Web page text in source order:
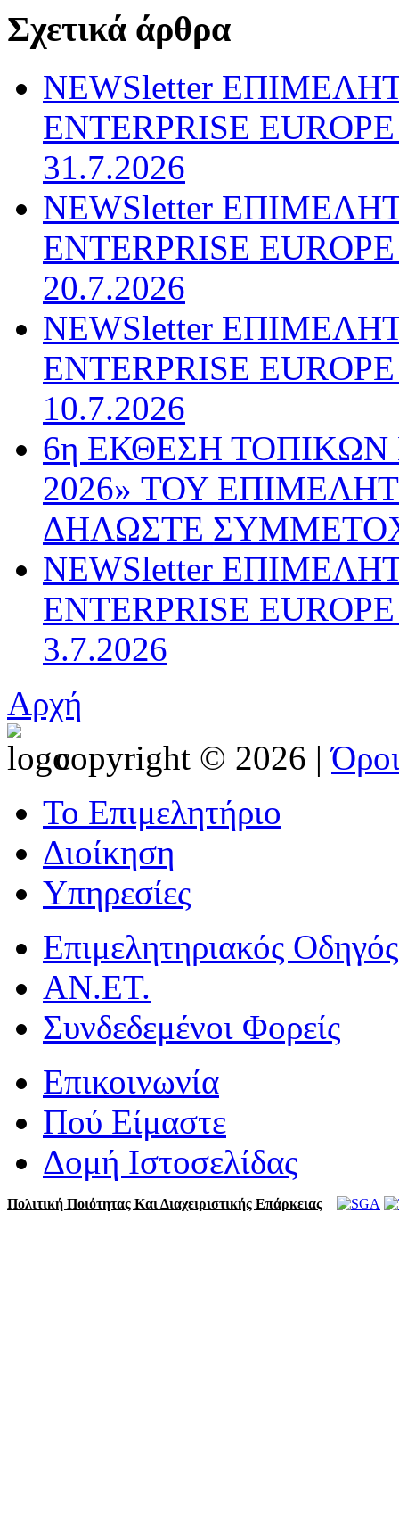
Σχετικά άρθρα
NEWSletter
ENTERPRISE
31.7.2026
NEWSletter
ENTERPRISE
20.7.2026
NEWSletter
ENTERPRISE
10.7.2026
6η ΕΚΘΕΣΗ ΤΟΠΙΚΩΝ
2026» ΤΟΥ
ΔΗΛΩΣΤΕ
NEWSletter
ENTERPRISE
3.7.2026
Αρχή
copyright © 2026 |
Το Επιμελητήριο
Διοίκηση
Υπηρεσίες
Επιμελητηριακός Οδηγός
ΑΝ.ΕΤ.
Συνδεδεμένοι Φορείς
Επικοινωνία
Πού Είμαστε
Δομή Ιστοσελίδας
Πολιτική Ποιότητας Και Διαχειριστικής Επάρκειας